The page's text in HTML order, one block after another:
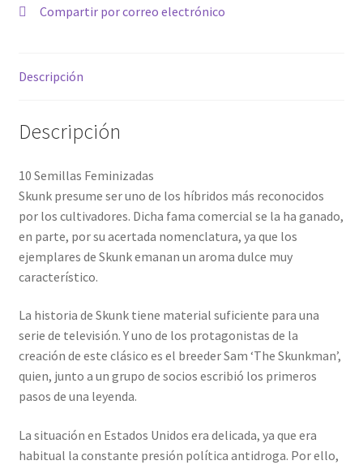
Compartir por correo electrónico
Descripción
Descripción
10 Semillas Feminizadas
Skunk presume ser uno de los híbridos más reconocidos
por los cultivadores. Dicha fama comercial se la ha ganado,
en parte, por su acertada nomenclatura, ya que los
ejemplares de Skunk emanan un aroma dulce muy
característico.
La historia de Skunk tiene material suficiente para una
serie de televisión. Y uno de los protagonistas de la
creación de este clásico es el breeder Sam ‘The Skunkman’,
quien, junto a un grupo de socios escribió los primeros
pasos de una leyenda.
La situación en Estados Unidos era delicada, ya que era
habitual la constante presión política antidroga. Por ello,